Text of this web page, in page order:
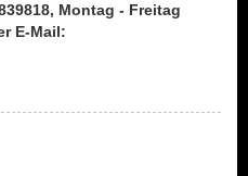
Montag - Freitag
E-Mail: